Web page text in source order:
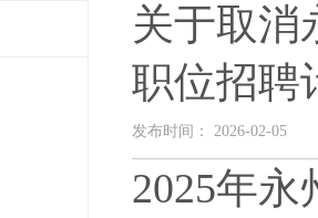
关于取消
职位招聘
发布时间： 2026-02-05
2025年